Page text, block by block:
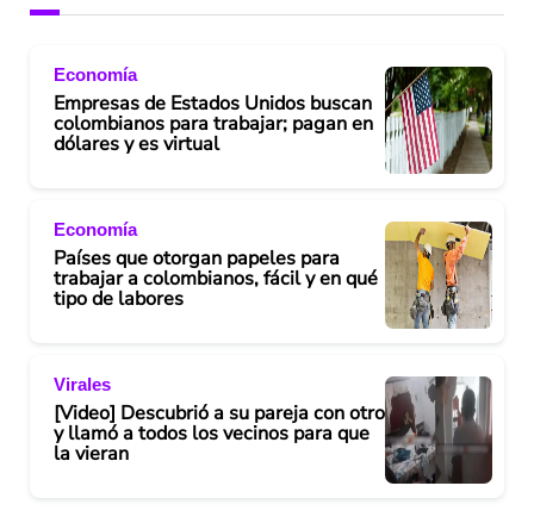
Economía
Empresas de Estados Unidos buscan
colombianos para trabajar; pagan en
dólares y es virtual
Economía
Países que otorgan papeles para
trabajar a colombianos, fácil y en qué
tipo de labores
Virales
[Video] Descubrió a su pareja con otro
y llamó a todos los vecinos para que
la vieran